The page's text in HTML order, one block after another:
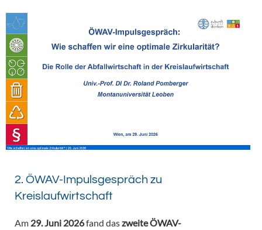
2. ÖWAV-Impulsgespräch zu
Kreislaufwirtschaft
Am 29. Juni 2026fand daszweite ÖWAV-